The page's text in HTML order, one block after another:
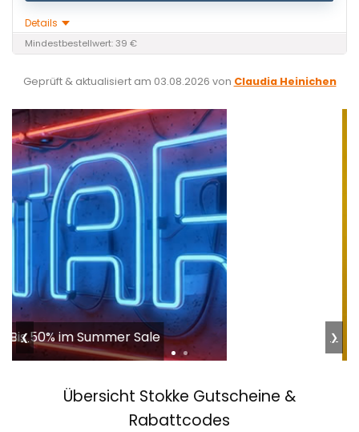
Details
Mindestbestellwert: 39 €
Geprüft & aktualisiert am 03.08.2026 von Claudia Heinichen
tink50% auf Smart Home & Sicherheit
❮ ❯
Übersicht Stokke Gutscheine &
Rabattcodes